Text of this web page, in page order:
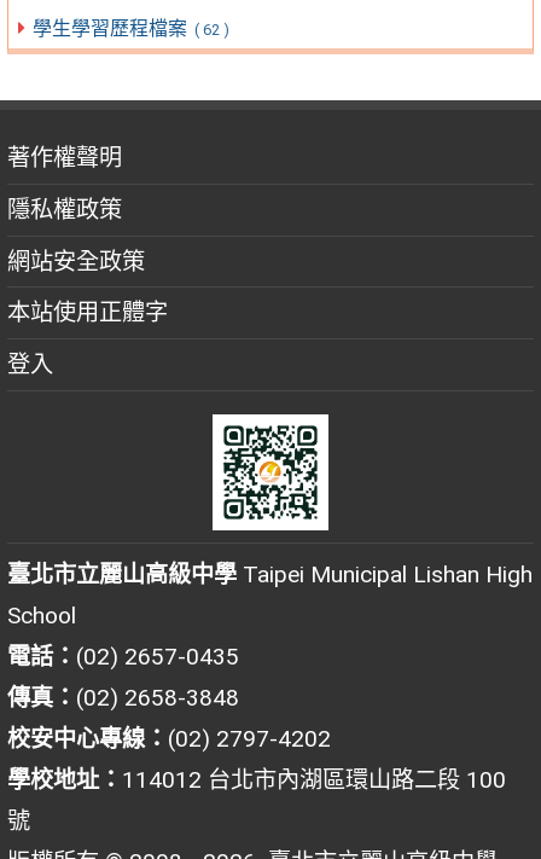
學生學習歷程檔案 ( 62 )
著作權聲明
隱私權政策
網站安全政策
本站使用正體字
登入
臺北市立麗山高級中學 Taipei Municipal Lishan High
School
電話： (02) 2657-0435
傳真： (02) 2658-3848
校安中心專線： (02) 2797-4202
學校地址： 114012 台北市內湖區環山路二段 100
號